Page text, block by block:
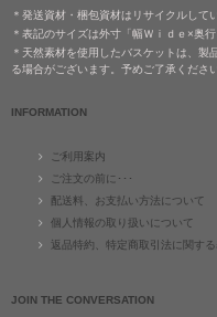
＊発送資材・梱包資材はリサイクルして
＊表記のサイズは外寸「幅Ｗｉｄｅ×奥
＊天然素材を使用したバスケットは、製
る場合がございます。予めご了承くださ
INFORMATION
ご利用案内
ご注文の前に･･･
配送料、お支払い方法について
個人情報の取り扱いについて
返品特約、特定商取引法に関する
JOIN THE CONVERSATION